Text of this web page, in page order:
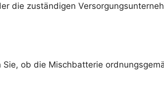
die zuständigen
ob die Mischbatterie